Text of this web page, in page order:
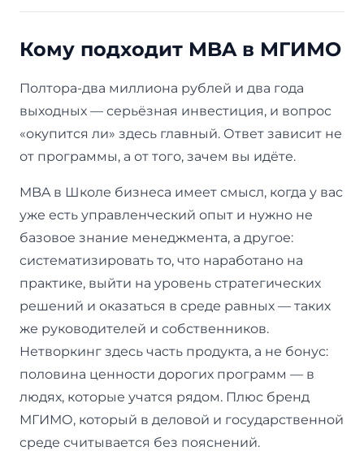
Кому подходит MBA в МГИМО
Полтора-два миллиона рублей и два года
выходных — серьёзная инвестиция, и вопрос
«окупится ли» здесь главный. Ответ зависит не
от программы, а от того, зачем вы идёте.
MBA в Школе бизнеса имеет смысл, когда у вас
уже есть управленческий опыт и нужно не
базовое знание менеджмента, а другое:
систематизировать то, что наработано на
практике, выйти на уровень стратегических
решений и оказаться в среде равных — таких
же руководителей и собственников.
Нетворкинг здесь часть продукта, а не бонус:
половина ценности дорогих программ — в
людях, которые учатся рядом. Плюс бренд
МГИМО, который в деловой и государственной
среде считывается без пояснений.